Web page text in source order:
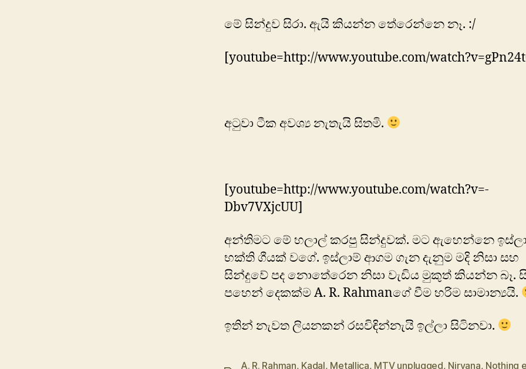
මේ සින්දුව සිරා. ඇයි කියන්න තේරෙන්නෙ නෑ. :/
[youtube=http://www.youtube.com/
අටුවා ටීක අවශ්‍ය නැතැයි සිතමි.
[youtube=http://www.youtube.com/watch?v=-
Dbv7VXjcUU]
අන්තිමට මේ හලාල් කරපු සින්දුවක්. මට ඇහෙන්නෙ
භක්ති ගීයක් වගේ. ඉස්ලාම් ආගම ගැන දැනුම මදි නිසා සහ
සින්දුවේ පද නොතේරෙන නිසා වැඩිය මුකුත් කියන්න බෑ.
පහෙන් දෙකක්ම A. R. Rahmanගේ වීම හරිම සාමාන්‍යයි.
ඉතින් නැවත ලියනකන් රසවිඳින්නැයි ඉල්ලා සිටිනවා.
A. R. Rahman, Kadal, Metallica, MTV unplugged, Nirvana, Nothing